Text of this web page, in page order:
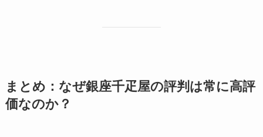
まとめ：なぜ銀座千疋屋の評判は常に高評
価なのか？